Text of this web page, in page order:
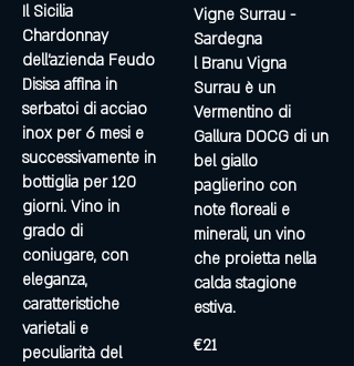
Il Sicilia
Chardonnay
dell'azienda Feudo
Disisa affina in
serbatoi di acciao
inox per 6 mesi e
successivamente in
bottiglia per 120
giorni. Vino in
grado di
coniugare, con
eleganza,
caratteristiche
varietali e
peculiarità del
Vigne Surrau -
Sardegna
l Branu Vigna
Surrau è un
Vermentino di
Gallura DOCG di un
bel giallo
paglierino con
note floreali e
minerali, un vino
che proietta nella
calda stagione
estiva.
€21